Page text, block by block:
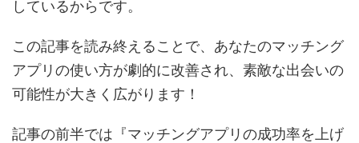
しているからです。
この記事を読み終えることで、あなたのマッチング
アプリの使い方が劇的に改善され、素敵な出会いの
可能性が大きく広がります！
記事の前半では『マッチングアプリの成功率を上げ